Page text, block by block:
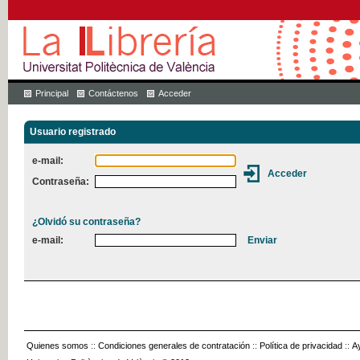
Principal Contáctenos Acceder
Usuario registrado
e-mail:
Contraseña:
¿Olvidó su contraseña?
e-mail:
Quienes somos :: Condiciones generales de contratación :: Política de privacidad ::